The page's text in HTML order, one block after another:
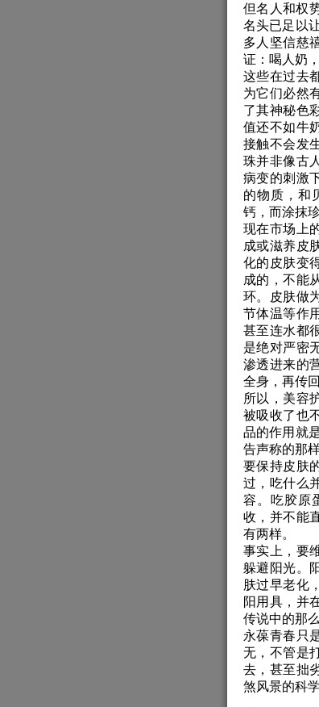
但名人和权
名头已足以
多人坚信慈
证：喝人奶
这些在过去
为它们必然
了其神秘色
值还不如牛
接触不会发
珠并非像古
病变的刺激
的物质，和
钙，而涂抹
现在市场上
成或滋养皮
化的皮肤变
成的，不能
环。皮肤做
节体温等作
甚至连水都
是绝对严密
渗透进来的
全身，再传
所以，美容
被吸收了也
品的作用就
告声称的那
要保持皮肤
过，吃什么
容。吃胶原
收，并不能
有两样。
事实上，要
躲避阳光。
肤过早老化
阳用具，并
传说中的那
永葆青春只
无，不管是
去，甚至拙
煞风景的科